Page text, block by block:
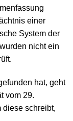
einer
System der
nicht ein
hat, geht
vom 29.
diese schreibt,